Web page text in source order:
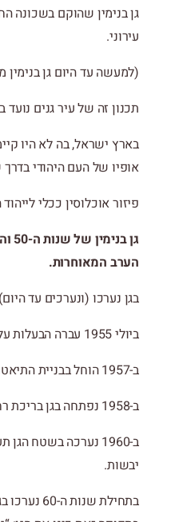
גן בנימין שהוקם בשכונה
עירוני.
(למעשה עד היום גן
תכנון זה של עיר גנים
בארץ ישראל, בה לא היו
אופיו של העם היהודי
פיזור אוכלוסין ככלי
הערב המאוחרות.
בגן נערכו (ונערכים עד
ביולי 1955 עברה הבעלות על הגן מ”ועד הדר הכרמל” לעיריית חיפה.
ב-1957 הוחל בבניית התיאטרון העירוני בקצה הדרומי של הגן, דבר זה צימצם את שטח הגן מ-12 דונמים ל-8 דונמים בלבד.
ב-1958 נפתחה בגן בריכת רחצה לפעוטות עד גיל 5 שהכניסה אליו ללא תשלום.
יבשות.
בתחילת